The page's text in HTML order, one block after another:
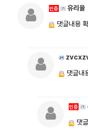
인증 유리율
댓글내용
댓글내
인증
댓